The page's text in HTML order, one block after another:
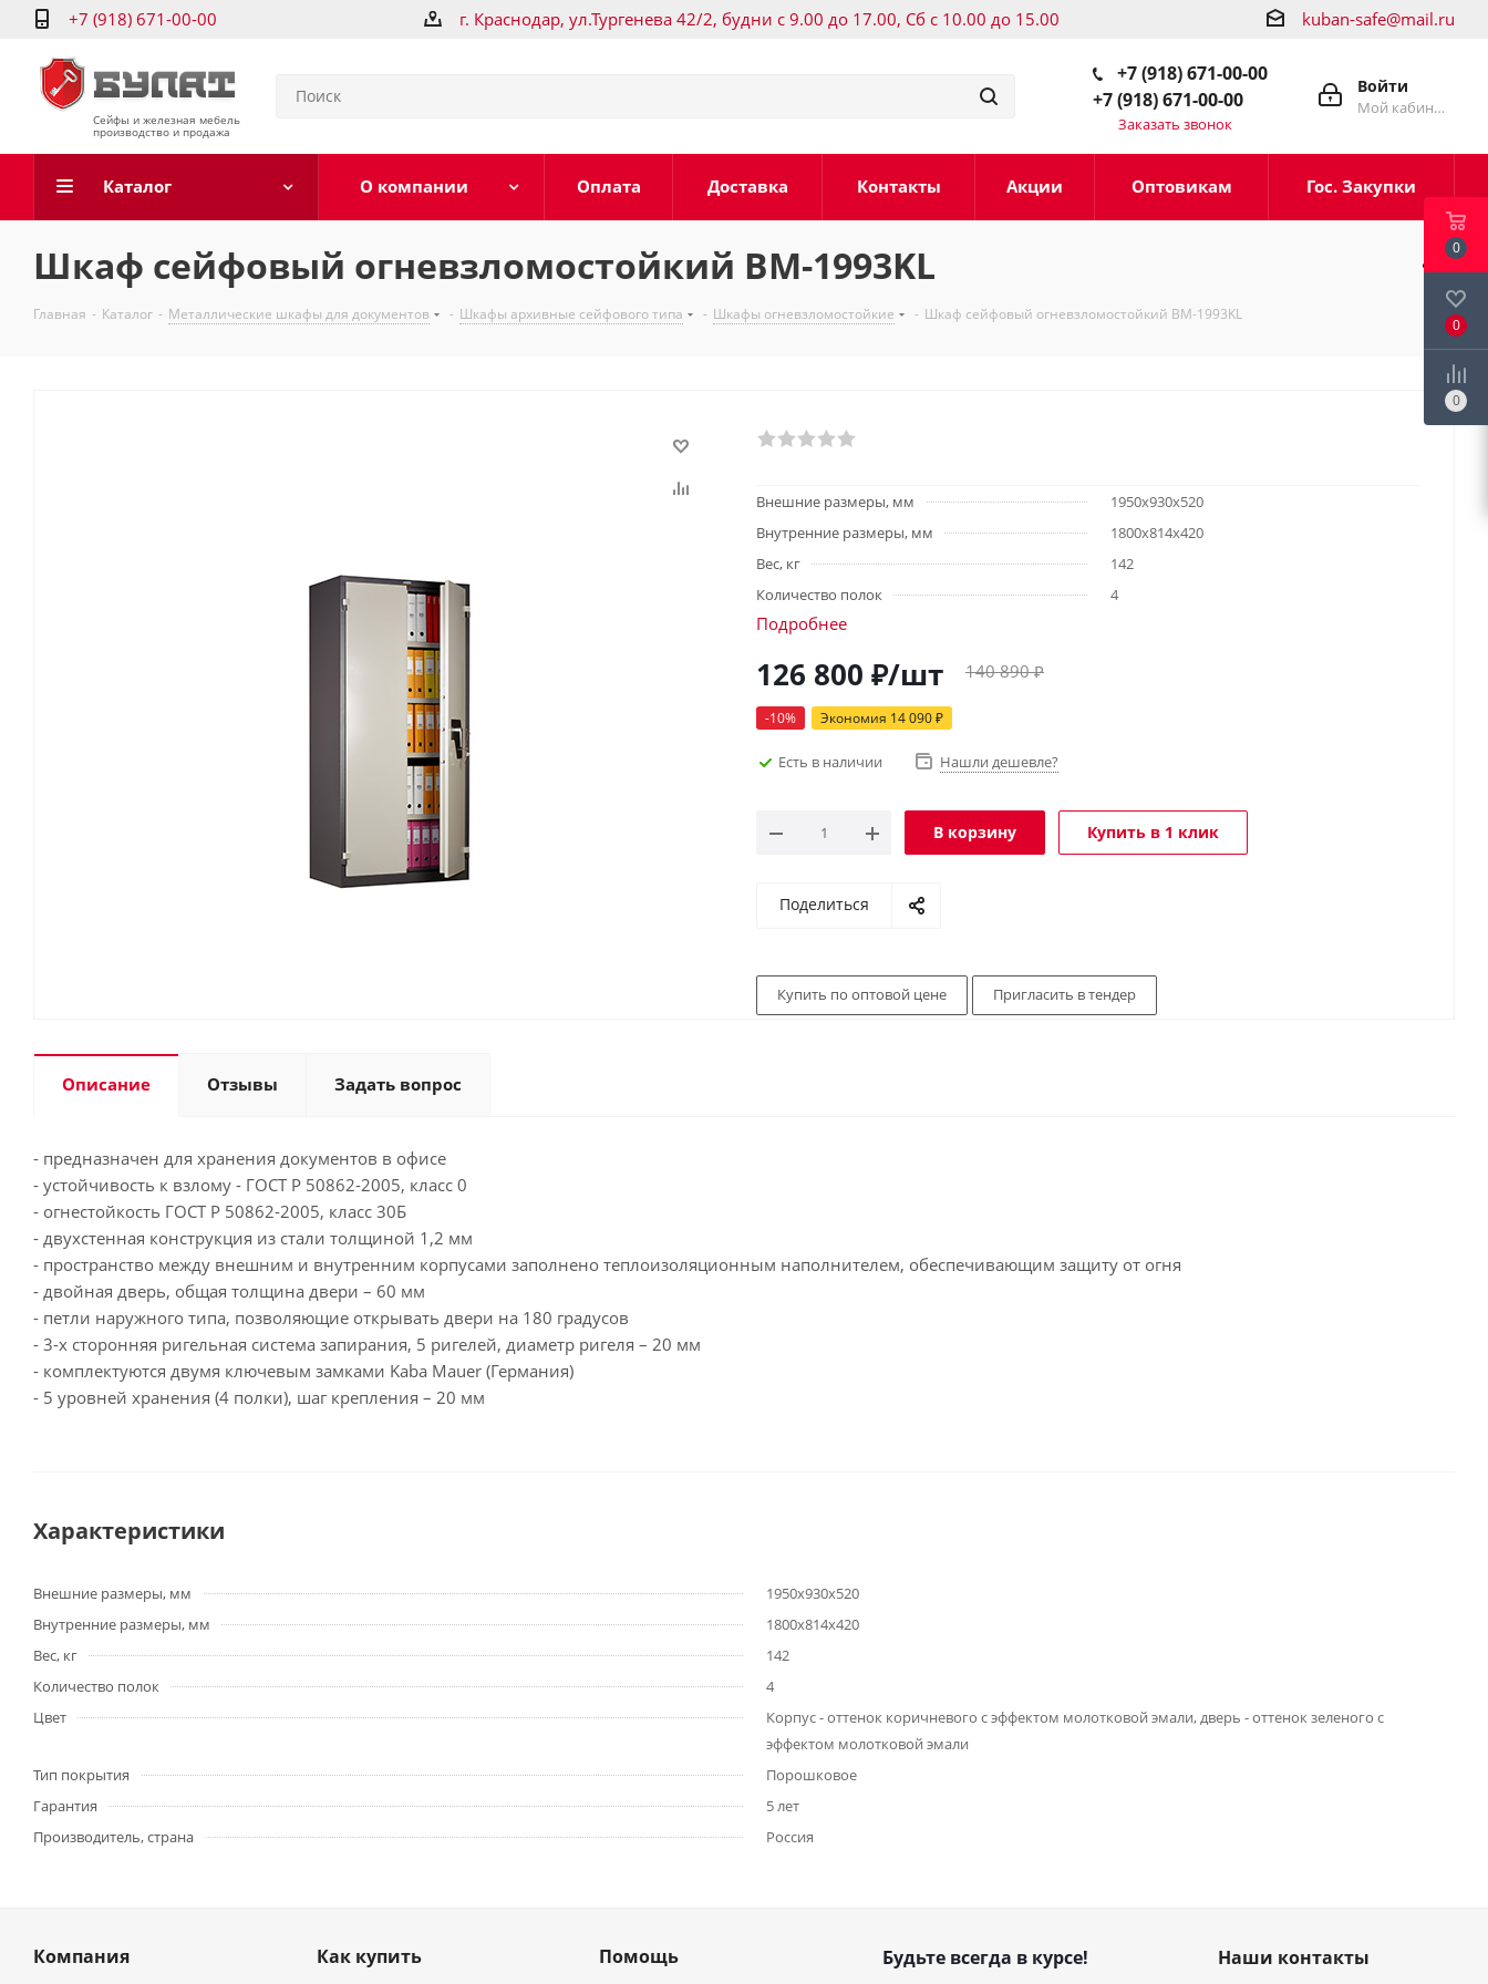
+7 (918) 671-00-00 г. Краснодар, ул.Тургенева 42/2, будни с 9.00 до 17.00, Сб с 10.00 до 15.00 kuban-safe@mail.ru
Сейфы и железная мебель
производство и продажа
Войти
Мой кабинет
+7 (918) 671-00-00
+7 (918) 671-00-00
Заказать звонок
Каталог О компании Оплата Доставка Контакты Акции Оптовикам Гос. Закупки
Шкаф сейфовый огневзломостойкий BM-1993KL
Главная - Каталог - Металлические шкафы для документов - Шкафы архивные сейфового типа - Шкафы огневзломостойкие - Шкаф сейфовый огневзломостойкий BM-1993KL
Внешние размеры, мм
1950х930х520
Внутренние размеры, мм
1800х814х420
Вес, кг
142
Количество полок
4
Подробнее
126 800 ₽/шт 140 890₽
-10% Экономия 14 090₽
Есть в наличии Нашли дешевле?
В корзину Купить в 1 клик
Поделиться
Купить по оптовой цене Пригласить в тендер
Описание Отзывы Задать вопрос
- предназначен для хранения документов в офисе
- устойчивость к взлому - ГОСТ Р 50862-2005, класс 0
- огнестойкость ГОСТ Р 50862-2005, класс 30Б
- двухстенная конструкция из стали толщиной 1,2 мм
- пространство между внешним и внутренним корпусами заполнено теплоизоляционным наполнителем, обеспечивающим защиту от огня
- двойная дверь, общая толщина двери – 60 мм
- петли наружного типа, позволяющие открывать двери на 180 градусов
- 3-х сторонняя ригельная система запирания, 5 ригелей, диаметр ригеля – 20 мм
- комплектуются двумя ключевым замками Kaba Mauer (Германия)
- 5 уровней хранения (4 полки), шаг крепления – 20 мм
Характеристики
Внешние размеры, мм
1950х930х520
Внутренние размеры, мм
1800х814х420
Вес, кг
142
Количество полок
4
Цвет
Корпус - оттенок коричневого с эффектом молотковой эмали, дверь - оттенок зеленого с
эффектом молотковой эмали
Тип покрытия
Порошковое
Гарантия
5 лет
Производитель, страна
Россия
Компания Как купить Помощь Будьте всегда в курсе! Наши контакты
0
0
0